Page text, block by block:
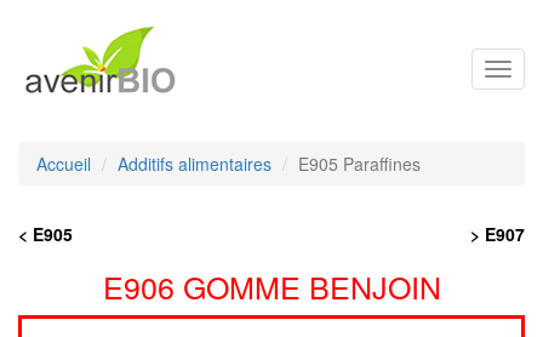
Accueil Additifs alimentaires E905 Paraffines
< E905 > E907
E906 GOMME BENJOIN